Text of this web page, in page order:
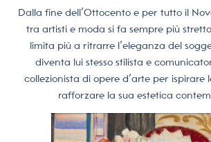
Dalla fine dell’Ottocento e per tutto il
tra artisti e moda si fa sempre più
limita più a ritrarre l’eleganza del
diventa lui stesso stilista e
collezionista di opere d’arte per ispirare
rafforzare la sua estetica